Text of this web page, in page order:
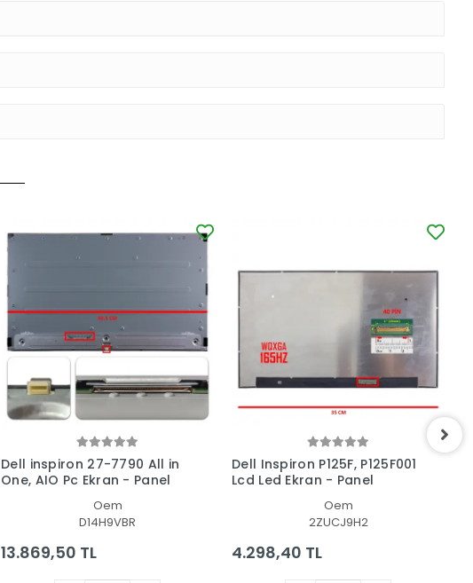
Dell inspiron 27-7790 All in
One, AIO Pc Ekran - Panel
Oem
D14H9VBR
13.869,50 TL
Dell Inspiron P125F, P125F001
Lcd Led Ekran - Panel
Oem
2ZUCJ9H2
4.298,40 TL